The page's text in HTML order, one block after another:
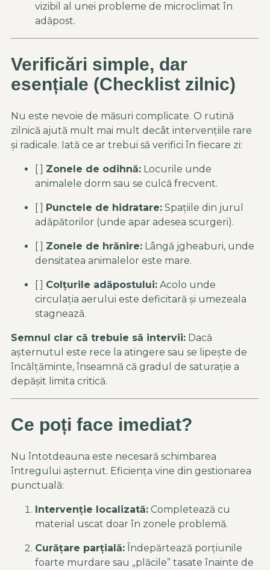
vizibil al unei probleme de microclimat în
adăpost.
Verificări simple, dar
esențiale (Checklist zilnic)
Nu este nevoie de măsuri complicate. O rutină
zilnică ajută mult mai mult decât intervențiile rare
și radicale. Iată ce ar trebui să verifici în fiecare zi:
[ ] Zonele de odihnă: Locurile unde
animalele dorm sau se culcă frecvent.
[ ] Punctele de hidratare: Spațiile din jurul
adăpătorilor (unde apar adesea scurgeri).
[ ] Zonele de hrănire: Lângă jgheaburi, unde
densitatea animalelor este mare.
[ ] Colțurile adăpostului: Acolo unde
circulația aerului este deficitară și umezeala
stagnează.
Semnul clar că trebuie să intervii: Dacă
așternutul este rece la atingere sau se lipește de
încălțăminte, înseamnă că gradul de saturație a
depășit limita critică.
Ce poți face imediat?
Nu întotdeauna este necesară schimbarea
întregului așternut. Eficiența vine din gestionarea
punctuală:
Intervenție localizată: Completează cu
material uscat doar în zonele problemă.
Curățare parțială: Îndepărtează porțiunile
foarte murdare sau „plăcile” tasate înainte de